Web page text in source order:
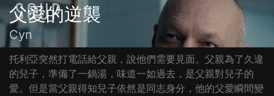
父愛的逆襲
Cyn
托利亞突然打電話給父親，說他們需要見面。父親為了久違
的兒子，準備了一鍋湯，味道一如過去，是父親對兒子的
愛。但是當父親得知兒子依然是同志身分，他的父愛瞬間變